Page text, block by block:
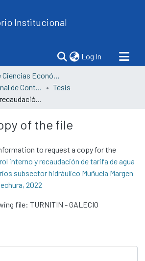
Institucional
Log In (current)
Facultad de Ciencias Económicas
Escuela Profesional de Contabilidad
Tesis
Control interno y recaudación de tarifa de agua en comisión de usuarios subsector hidráulico Muñuela Margen Derecha, Provincia Sechura, 2022
of the file
to request a copy for the
interno y recaudación de tarifa de agua
subsector hidráulico Muñuela Margen
2022
file: TURNITIN - GALECIO